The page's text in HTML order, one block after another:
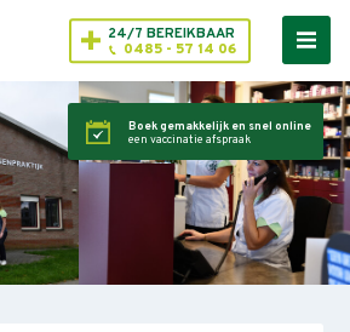
24/7 BEREIKBAAR
0485 - 57 14 06
Boek gemakkelijk en snel online
een vaccinatie afspraak